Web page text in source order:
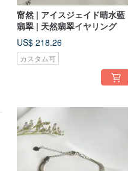
甯然 | アイスジェイド晴水藍
翡翠 | 天然翡翠イヤリング
US$ 218.26
カスタム可